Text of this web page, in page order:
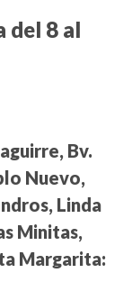
del 8 al
Bv.
Nuevo,
Linda
Minitas,
Margarita: